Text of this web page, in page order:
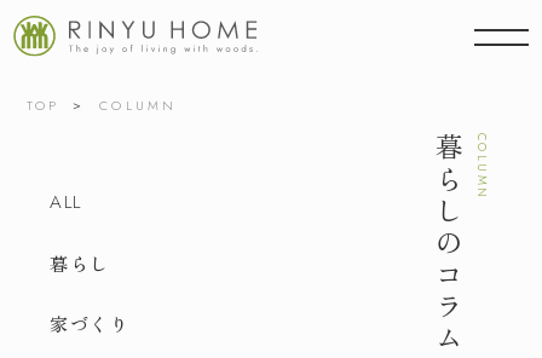
TOP COLUMN
ALL
暮らし
家づくり 暮らしのコラム COLUMN